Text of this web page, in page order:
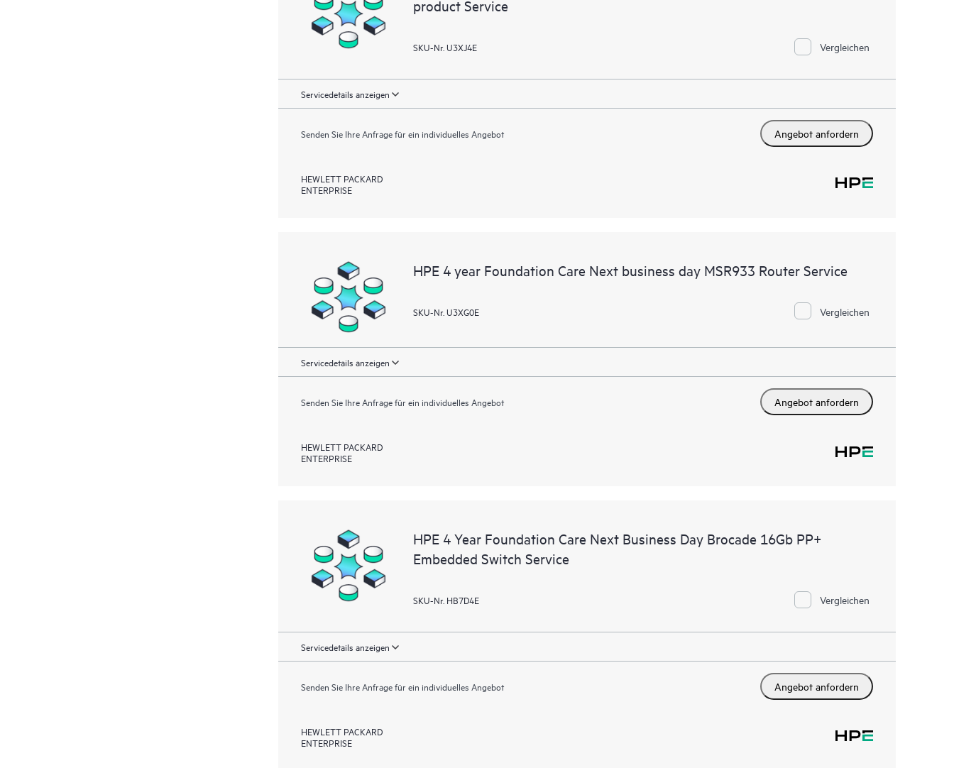
product Service
SKU-Nr. U3XJ4E Vergleichen
Servicedetails anzeigen
Senden Sie Ihre Anfrage für ein individuelles Angebot Angebot anfordern
HEWLETT PACKARD
ENTERPRISE
HPE 4 year Foundation Care Next business day MSR933 Router Service
SKU-Nr. U3XG0E Vergleichen
Servicedetails anzeigen
Senden Sie Ihre Anfrage für ein individuelles Angebot Angebot anfordern
HEWLETT PACKARD
ENTERPRISE
HPE 4 Year Foundation Care Next Business Day Brocade 16Gb PP+
Embedded Switch Service
SKU-Nr. HB7D4E Vergleichen
Servicedetails anzeigen
Senden Sie Ihre Anfrage für ein individuelles Angebot Angebot anfordern
HEWLETT PACKARD
ENTERPRISE